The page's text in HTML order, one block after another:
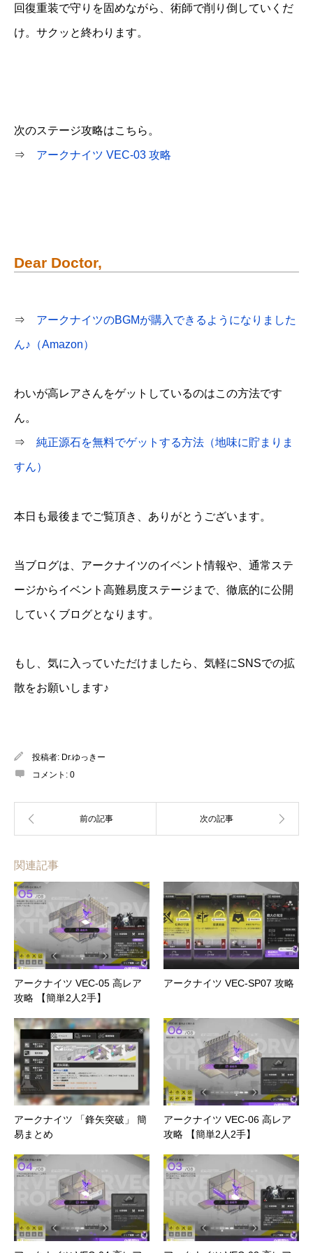
回復重装で守りを固めながら、術師で削り倒していくだ
け。サクッと終わります。
次のステージ攻略はこちら。
⇒ アークナイツ VEC-03 攻略
Dear Doctor,
⇒ アークナイツのBGMが購入できるようになりました
ん♪（Amazon）
わいが高レアさんをゲットしているのはこの方法です
ん。
⇒ 純正源石を無料でゲットする方法（地味に貯まりま
すん）
本日も最後までご覧頂き、ありがとうございます。
当ブログは、アークナイツのイベント情報や、通常ステ
ージからイベント高難易度ステージまで、徹底的に公開
していくブログとなります。
もし、気に入っていただけましたら、気軽にSNSでの拡
散をお願いします♪
投稿者: Dr.ゆっきー
コメント: 0
関連記事
アークナイツ VEC-05 高レア
攻略 【簡単2人2手】
アークナイツ VEC-SP07 攻略
アークナイツ 「鋒矢突破」 簡
易まとめ
アークナイツ VEC-06 高レア
攻略 【簡単2人2手】